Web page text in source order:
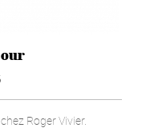
Roger Vivier.